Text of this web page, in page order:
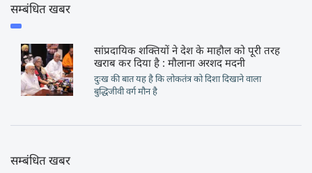
सम्बंधित खबर
सांप्रदायिक शक्तियों ने देश के माहौल को पूरी तरह
खराब कर दिया है : मौलाना अरशद मदनी
दुःख की बात यह है कि लोकतंत्र को दिशा दिखाने वाला
बुद्धिजीवी वर्ग मौन है
सम्बंधित खबर